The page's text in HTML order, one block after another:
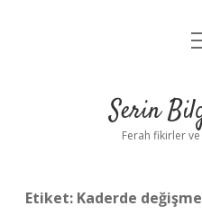
Serin
Ferah fikirler
Etiket: Kaderde